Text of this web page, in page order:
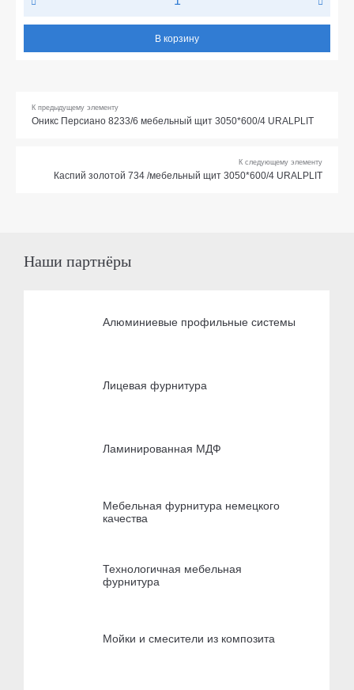
В корзину
К предыдущему элементу
Оникс Персиано 8233/6 мебельный щит 3050*600/4 URALPLIT
К следующему элементу
Каспий золотой 734 /мебельный щит 3050*600/4 URALPLIT
Наши партнёры
Алюминиевые профильные системы
Лицевая фурнитура
Ламинированная МДФ
Мебельная фурнитура немецкого
качества
Технологичная мебельная
фурнитура
Мойки и смесители из композита